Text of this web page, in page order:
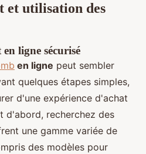
et utilisation des
ligne sécurisé
en ligne peut sembler
quelques étapes simples,
d'une expérience d'achat
d'abord, recherchez des
une gamme variée de
des modèles pour